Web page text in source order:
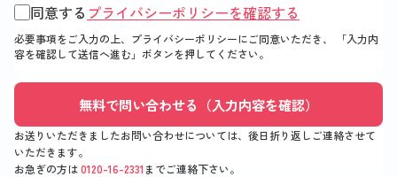
同意する プライバシーポリシーを確認する
必要事項をご入力の上、プライバシーポリシーにご同意いただき、
「入力内
容を確認して送信へ進む」 ボタンを押してください。
無料で問い合わせる（入力内容を確認）
お送りいただきましたお問い合わせについては、後日折り返しご連絡させて
いただきます。
お急ぎの方は0120-16-2331 までご連絡下さい。